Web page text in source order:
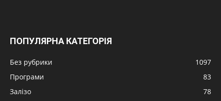
ПОПУЛЯРНА КАТЕГОРІЯ
Без рубрики
1097
Програми
83
Залізо
78